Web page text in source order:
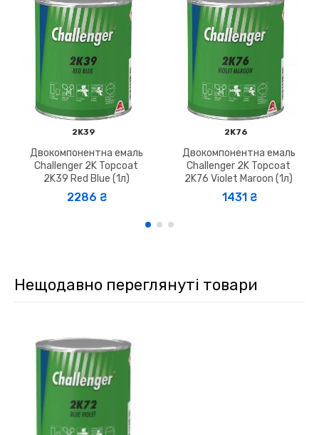
2K39
Двокомпонентна емаль
Challenger 2K Topcoat
2K39 Red Blue (1л)
2286 ₴
2K76
Двокомпонентна емаль
Challenger 2K Topcoat
2K76 Violet Maroon (1л)
1431 ₴
Нещодавно переглянуті товари